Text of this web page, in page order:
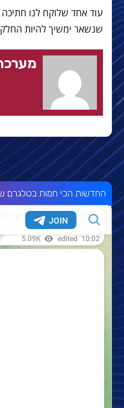
עוד אחד שלוקח לנו
שנשאר ימשיך להיות
החדשות הכי חמות בטלגרם